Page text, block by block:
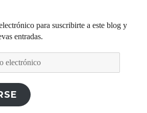
para suscribirte a este blog y
entradas.